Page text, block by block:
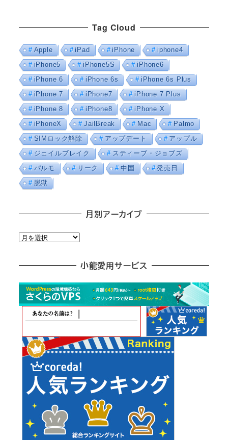
Tag Cloud
Apple iPad iPhone
iphone4
iPhone5
iPhone5S
iPhone6
iPhone 6
iPhone 6s
iPhone 6s Plus
iPhone 7
iPhone7
iPhone 7 Plus
iPhone 8
iPhone8
iPhone X
iPhoneX
JailBreak Mac
Palmo
SIMロック解除
アップデート
アップル
ジェイルブレイク
スティーブ・ジョブズ
パルモ
リーク 中国
発売日
脱獄
月別アーカイブ
月
カ
小龍愛用サービス